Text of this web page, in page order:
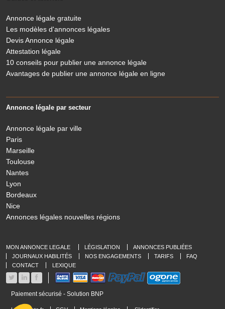
Annonce légale gratuite
Les modèles d'annonces légales
Devis Annonce légale
Attestation légale
10 conseils pour publier une annonce légale
Avantages de publier une annonce légale en ligne
Annonce légale par secteur
Annonce légale par ville
Paris
Marseille
Toulouse
Nantes
Lyon
Bordeaux
Nice
Annonces légales nouvelles régions
MON ANNONCE LEGALE LÉGISLATION
ANNONCES PUBLIÉES
JOURNAUX HABILITÉS
NOS ENGAGEMENTS TARIFS
FAQ
CONTACT
LEXIQUE
Paiement sécurisé - Solution BNP